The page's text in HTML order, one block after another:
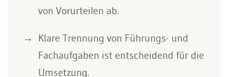
von Vorurteilen ab.
Klare Trennung von Führungs- und
Fachaufgaben ist entscheidend für die
Umsetzung.